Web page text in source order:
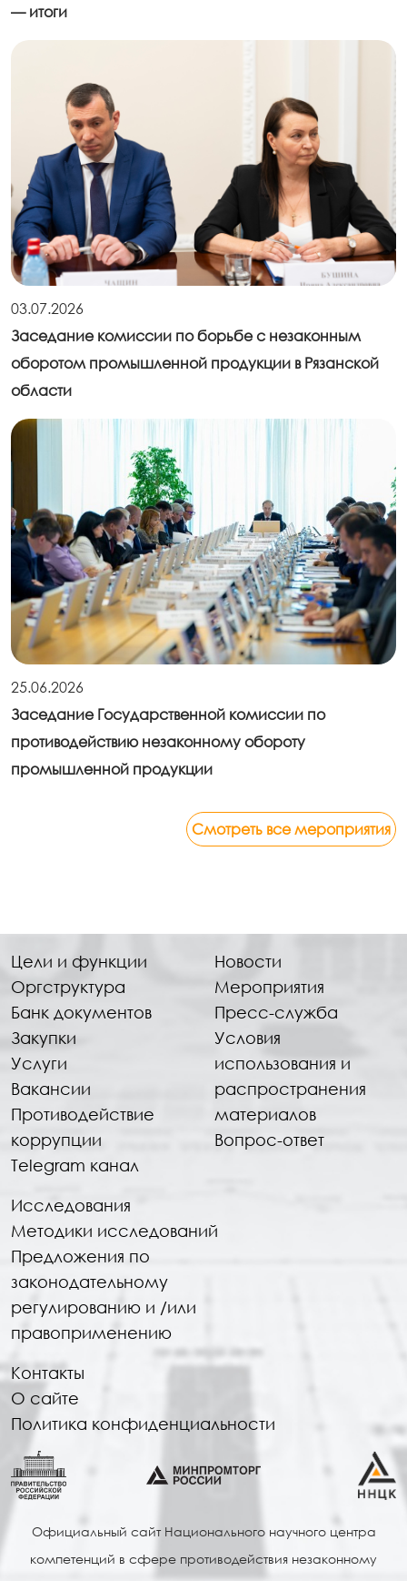
— итоги
03.07.2026
Заседание комиссии по борьбе с незаконным
оборотом промышленной продукции в Рязанской
области
25.06.2026
Заседание Государственной комиссии по
противодействию незаконному обороту
промышленной продукции
Смотреть все мероприятия
Цели и функции
Оргструктура
Банк документов
Закупки
Услуги
Вакансии
Противодействие
коррупции
Telegram канал
Новости
Мероприятия
Пресс-служба
Условия
использования и
распространения
материалов
Вопрос-ответ
Исследования
Методики исследований
Предложения по
законодательному
регулированию и /или
правоприменению
Контакты
О сайте
Политика конфиденциальности
Официальный сайт Национального научного центра
компетенций в сфере противодействия незаконному